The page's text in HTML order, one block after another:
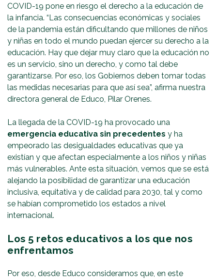
COVID-19 pone en riesgo el derecho a la educación de
la infancia. “Las consecuencias económicas y sociales
de la pandemia están dificultando que millones de niños
y niñas en todo el mundo puedan ejercer su derecho a la
educación. Hay que dejar muy claro que la educación no
es un servicio, sino un derecho, y como tal debe
garantizarse. Por eso, los Gobiernos deben tomar todas
las medidas necesarias para que así sea”, afirma nuestra
directora general de Educo, Pilar Orenes.
La llegada de la COVID-19 ha provocado una
emergencia educativa sin precedentes y ha
empeorado las desigualdades educativas que ya
existían y que afectan especialmente a los niños y niñas
más vulnerables. Ante esta situación, vemos que se está
alejando la posibilidad de garantizar una educación
inclusiva, equitativa y de calidad para 2030, tal y como
se habían comprometido los estados a nivel
internacional.
Los 5 retos educativos a los que nos
enfrentamos
Por eso, desde Educo consideramos que, en este